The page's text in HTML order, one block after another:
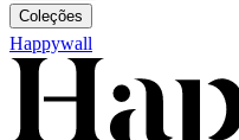
Coleções
Happywall